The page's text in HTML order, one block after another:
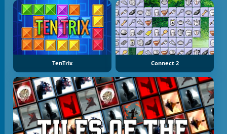
TenTrix Connect 2